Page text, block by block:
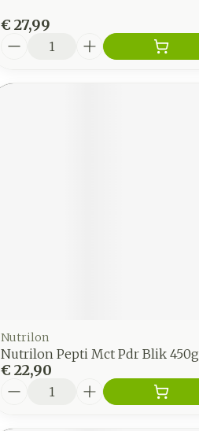
€ 27,99
Nutrilon
Nutrilon Pepti Mct Pdr Blik 450g
€ 22,90